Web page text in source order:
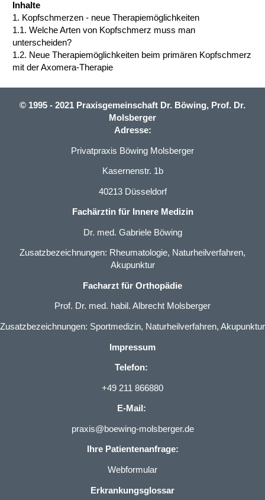
Inhalte
1. Kopfschmerzen - neue Therapiemöglichkeiten
1.1. Welche Arten von Kopfschmerz muss man
unterscheiden?
1.2. Neue Therapiemöglichkeiten beim primären Kopfschmerz
mit der Axomera-Therapie
© 1995 - 2021 Praxisgemeinschaft Dr. Böwing, Prof. Dr.
Molsberger
Adresse:
Privatpraxis Böwing Molsberger
Kasernenstr. 1b
40213 Düsseldorf
Fachärztin für Innere Medizin
Dr. med. Gabriele Böwing
Zusatzbezeichnungen: Rheumatologie, Naturheilverfahren,
Akupunktur
Facharzt für Orthopädie
Prof. Dr. med. habil. Albrecht Molsberger
Zusatzbezeichnungen: Sportmedizin, Naturheilverfahren, Akupunktur
Impressum
Telefon:
+49 211 866880
E-Mail:
praxis@boewing-molsberger.de
Ihre Patientenanfrage:
Webformular
Erkrankungsglossar